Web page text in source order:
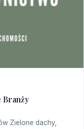
Branży
Zielone dachy,